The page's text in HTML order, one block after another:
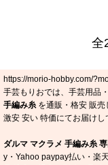
全
https://morio-hobby.com/
手芸もりおでは、手芸用品
手編み糸を通販・格安 販売
激安 安い 特価にてお届けし
ダルマ マクラメ 手編み糸
y・Yahoo paypay払い・楽